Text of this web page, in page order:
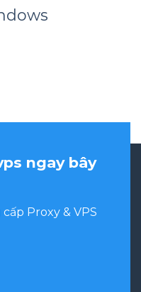
ngay bây
Proxy & VPS